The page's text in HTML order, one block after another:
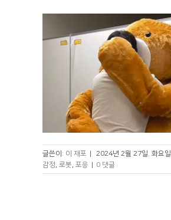
글쓴이: 이 재포 | 2024년 2월 27일. 화요일
감정, 로봇, 포응 | 0 댓글